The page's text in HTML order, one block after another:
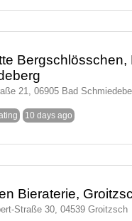
Bergschlösschen,
21, 06905 Bad
10 days ago
Bieraterie,
Straße 30, 04539 Groitzsch